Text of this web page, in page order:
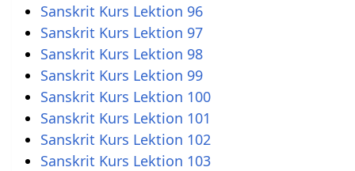
Sanskrit Kurs Lektion 96
Sanskrit Kurs Lektion 97
Sanskrit Kurs Lektion 98
Sanskrit Kurs Lektion 99
Sanskrit Kurs Lektion 100
Sanskrit Kurs Lektion 101
Sanskrit Kurs Lektion 102
Sanskrit Kurs Lektion 103